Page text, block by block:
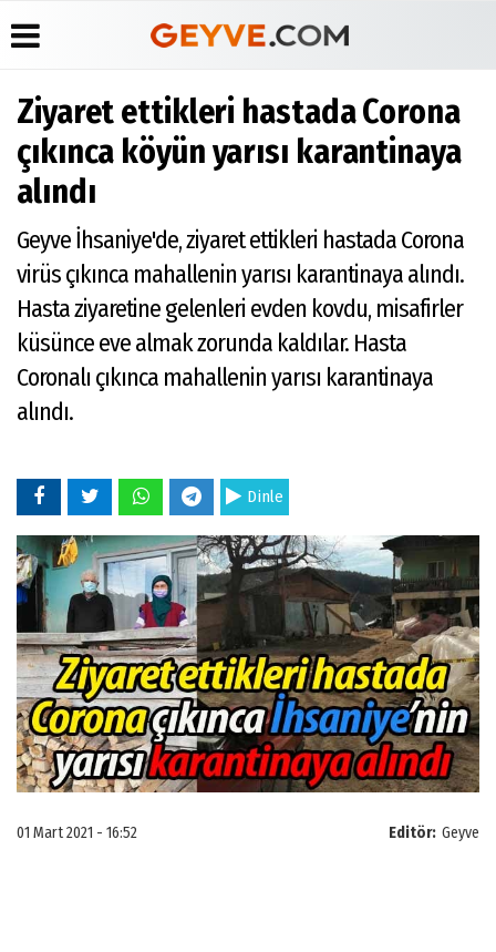
Üye Paneli
Haber
Arşivi
Haberleri
Anketler
Biyografiler
Köşe
Yazarları
Foto
Etkinlikler
Yayın
İlkeleri
İletişim
Ziyaret ettikleri hastada Corona
çıkınca köyün yarısı karantinaya
alındı
Geyve İhsaniye'de, ziyaret ettikleri hastada Corona
virüs çıkınca mahallenin yarısı karantinaya alındı.
Hasta ziyaretine gelenleri evden kovdu, misafirler
küsünce eve almak zorunda kaldılar. Hasta
Coronalı çıkınca mahallenin yarısı karantinaya
alındı.
Dinle
Editör: Geyve
01 Mart 2021 - 16:52